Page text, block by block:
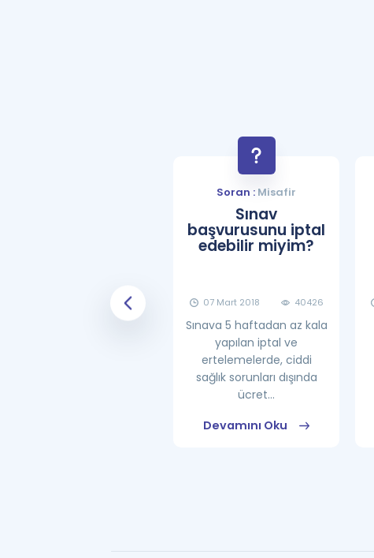
25862
Soran : Misafir
Sınav
başvurusunu iptal
edebilir miyim?
07 Mart 2018 40426
Sınava 5 haftadan az kala
yapılan iptal ve
ertelemelerde, ciddi
sağlık sorunları dışında
ücret...
Devamını Oku